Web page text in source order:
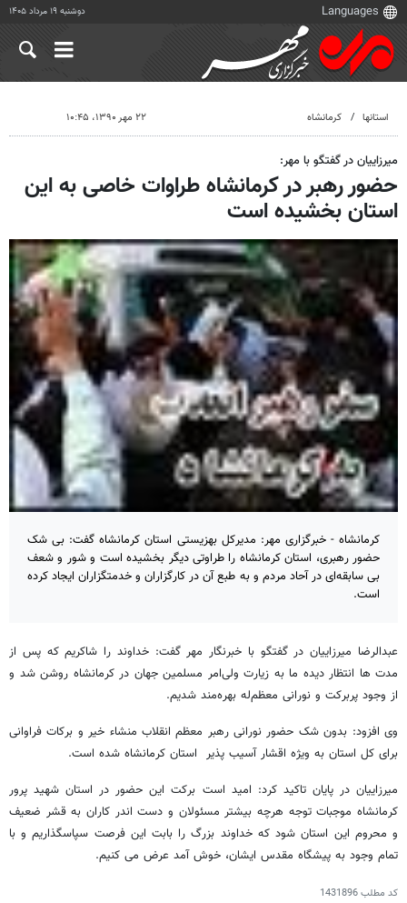
دوشنبه ۱۹ مرداد ۱۴۰۵
استانها کرمانشاه ۲۲ مهر ۱۳۹۰، ۱۰:۴۵
میرزاییان در گفتگو با مهر:
حضور رهبر در کرمانشاه طراوات خاصی به این
استان بخشیده است
کرمانشاه - خبرگزاری مهر: مدیرکل بهزیستی استان کرمانشاه گفت: بی شک
حضور رهبری، استان کرمانشاه را طراوتی دیگر بخشیده‌ است و شور و شعف
بی سابقه‌ای در آحاد مردم و به طبع آن در کارگزاران و خدمتگزاران ایجاد کرده
است.
عبدالرضا میرزاییان در گفتگو با خبرنگار مهر گفت: خداوند را شاکریم که پس از
مدت ها انتظار دیده‌ ما به زیارت ولی‌امر مسلمین جهان در کرمانشاه روشن شد و
از وجود پربرکت و نورانی معظم‌له بهره‌مند شدیم.
وی افزود: بدون شک حضور نورانی رهبر معظم انقلاب منشاء خیر و برکات فراوانی
برای کل استان به ویژه اقشار آسیب پذیر استان کرمانشاه شده است.
میرزاییان در پایان تاکید کرد: امید است برکت این حضور در استان شهید پرور
کرمانشاه موجبات توجه هرچه بیشتر مسئولان و دست اندر کاران به قشر ضعیف
و محروم این استان شود که خداوند بزرگ را بابت این فرصت سپاسگذاریم و با
تمام وجود به پیشگاه مقدس ایشان، خوش آمد عرض می کنیم.
کد مطلب1431896